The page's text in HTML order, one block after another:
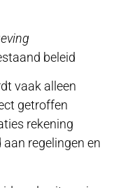
beleid
vaak alleen
getroffen
rekening
regelingen en